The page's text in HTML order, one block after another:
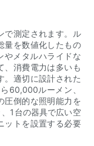
で測定されます。ル
量を数値化したもの
やメタルハライドな
、消費電力は多いも
。適切に設計された
60,000ルーメン、
圧倒的な照明能力を
1台の器具で広い空
ットを設置する必要